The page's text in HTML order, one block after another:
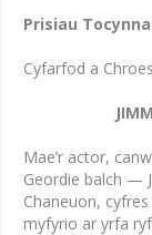
Prisiau
Cyfarfod a
Mae’r actor,
Geordie balch —
Chaneuon,
myfyrio ar yrfa